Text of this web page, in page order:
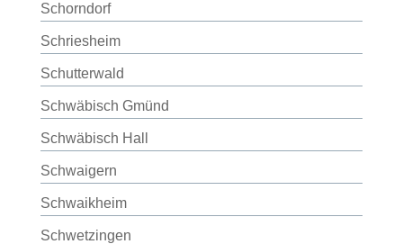
Schorndorf
Schriesheim
Schutterwald
Schwäbisch Gmünd
Schwäbisch Hall
Schwaigern
Schwaikheim
Schwetzingen